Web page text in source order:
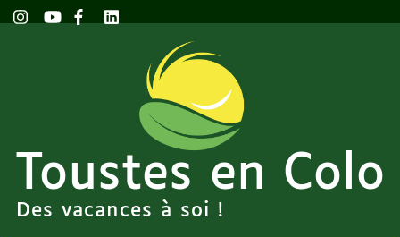
Toustes en Colo
Des vacances à soi !